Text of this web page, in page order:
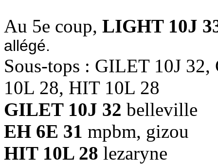
Au 5e coup, LIGHT 10J
allégé.
Sous-tops : GILET 10J
10L 28, HIT 10L 28
GILET 10J 32 belleville
EH 6E 31 mpbm, gizou
HIT 10L 28 lezaryne